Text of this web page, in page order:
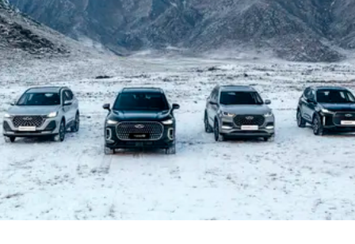
НОВИНКИ
БЛАГОТВОРИТЕЛЬНОСТЬ
CHERY REMOTE
CHERY И СПОРТ
НАШИ МЕРОПРИЯТИЯ
ВИДЕООБЗОРЫ